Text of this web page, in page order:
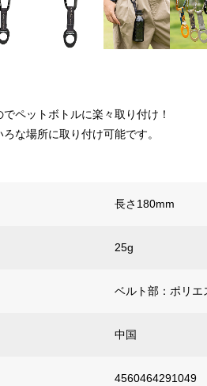
ペットボトルに楽々取り付け！
な場所に取り付け可能です。
長さ180mm
25g
ベルト部：ポリエ
中国
4560464291049